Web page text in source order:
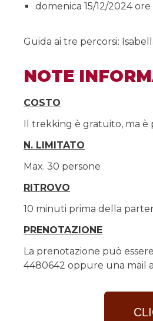
domenica 15/12/2024 ore
Guida ai tre percorsi:
NOTE
COSTO
Il trekking è gratuito, ma è
N. LIMITATO
Max. 30 persone
RITROVO
10 minuti prima della
PRENOTAZIONE
La prenotazione può
4480642 oppure una mail